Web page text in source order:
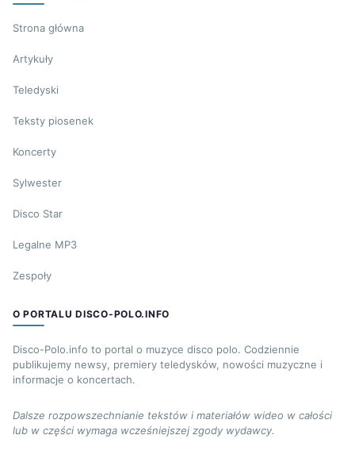
Strona główna
Artykuły
Teledyski
Teksty piosenek
Koncerty
Sylwester
Disco Star
Legalne MP3
Zespoły
O PORTALU DISCO-POLO.INFO
Disco-Polo.info to portal o muzyce disco polo. Codziennie
publikujemy newsy, premiery teledysków, nowości muzyczne i
informacje o koncertach.
Dalsze rozpowszechnianie tekstów i materiałów wideo w całości
lub w części wymaga wcześniejszej zgody wydawcy.